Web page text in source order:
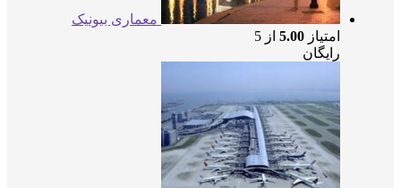
معماری بیونیک
5.00از 5